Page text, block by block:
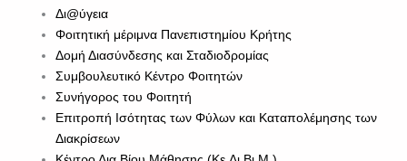
Δι@ύγεια
Φοιτητική μέριμνα Πανεπιστημίου Κρήτης
Δομή Διασύνδεσης και Σταδιοδρομίας
Συμβουλευτικό Κέντρο Φοιτητών
Συνήγορος του Φοιτητή
Επιτροπή Ισότητας των Φύλων και Καταπολέμησης των
Διακρίσεων